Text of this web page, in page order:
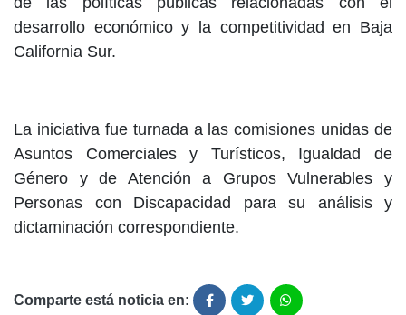
desarrollo económico y la competitividad en Baja
California Sur.
La iniciativa fue turnada a las comisiones unidas de
Asuntos Comerciales y Turísticos, Igualdad de
Género y de Atención a Grupos Vulnerables y
Personas con Discapacidad para su análisis y
dictaminación correspondiente.
Comparte está noticia en: